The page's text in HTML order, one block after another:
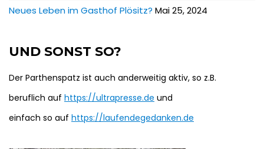
Neues Leben im Gasthof Plösitz? Mai 25, 2024
UND SONST SO?
Der Parthenspatz ist auch anderweitig aktiv, so z.B.
beruflich auf https://ultrapresse.de und
einfach so auf https://laufendegedanken.de